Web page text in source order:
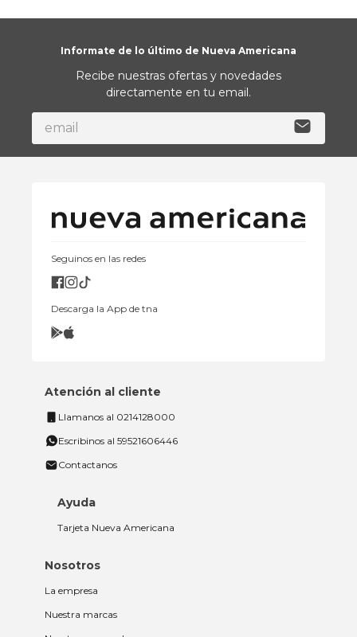
Informate de lo último de Nueva Americana
Recibe nuestras ofertas y novedades
directamente en tu email.
Seguinos en las redes
Descarga la App de tna
Atención al cliente
Llamanos al 0214128000
Escribinos al 59521606446
Contactanos
Ayuda
Tarjeta Nueva Americana
Nosotros
La empresa
Nuestra marcas